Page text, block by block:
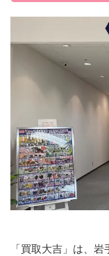
「買取大吉」は、